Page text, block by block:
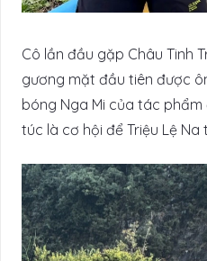
Cô lần đầu gặp Châu Tinh
gương mặt đầu tiên được
bóng Nga Mi của tác
túc là cơ hội để Triệu Lệ Na